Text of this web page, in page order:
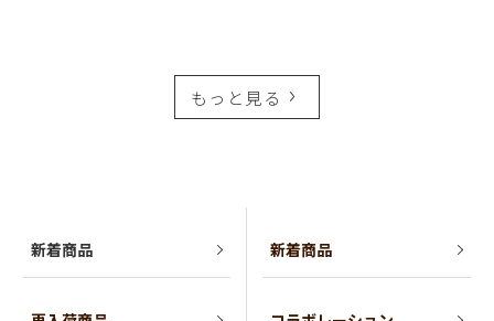
もっと見る
新着商品 新着商品